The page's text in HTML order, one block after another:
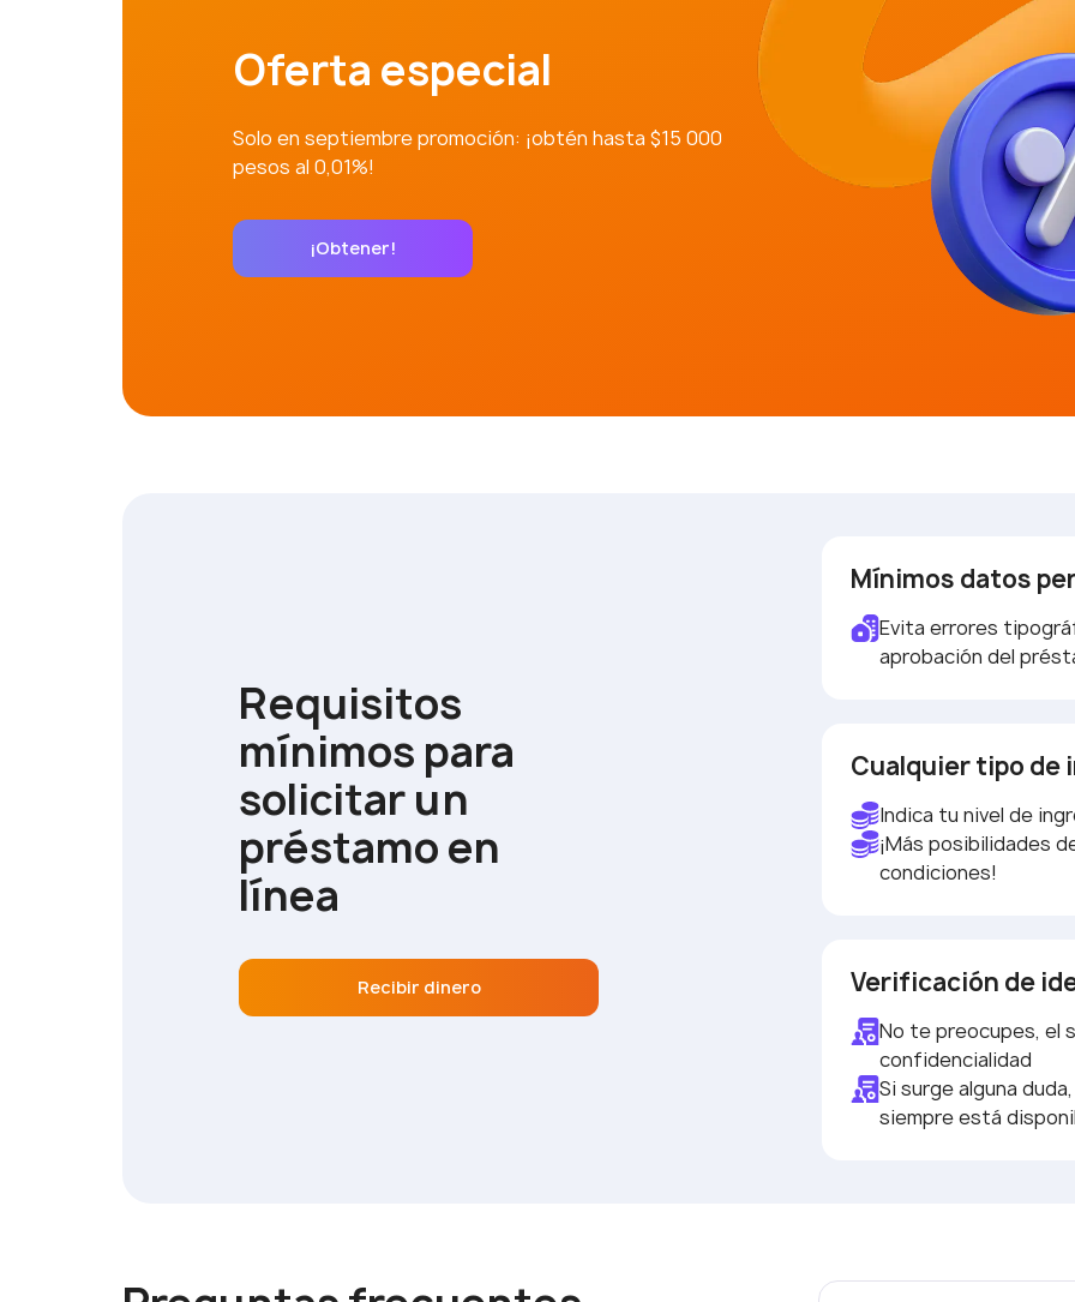
Oferta especial
Solo en septiembre promoción: ¡obtén hasta $15 000
pesos al 0,01%!
¡Obtener!
Requisitos
mínimos para
solicitar un
préstamo en
línea
Recibir dinero
Mínimos datos
Evita errores
aprobación del
Cualquier tipo de
Indica tu nivel de
¡Más posibilidades
condiciones!
Verificación de
No te preocupes, el
confidencialidad
Si surge alguna
siempre está